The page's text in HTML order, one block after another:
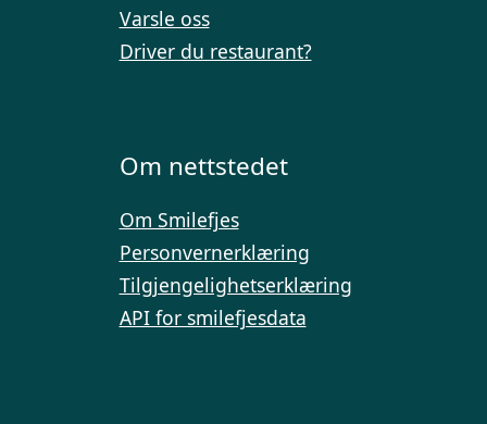
Varsle oss
Driver du restaurant?
Om nettstedet
Om Smilefjes
Personvernerklæring
Tilgjengelighetserklæring
API for smilefjesdata